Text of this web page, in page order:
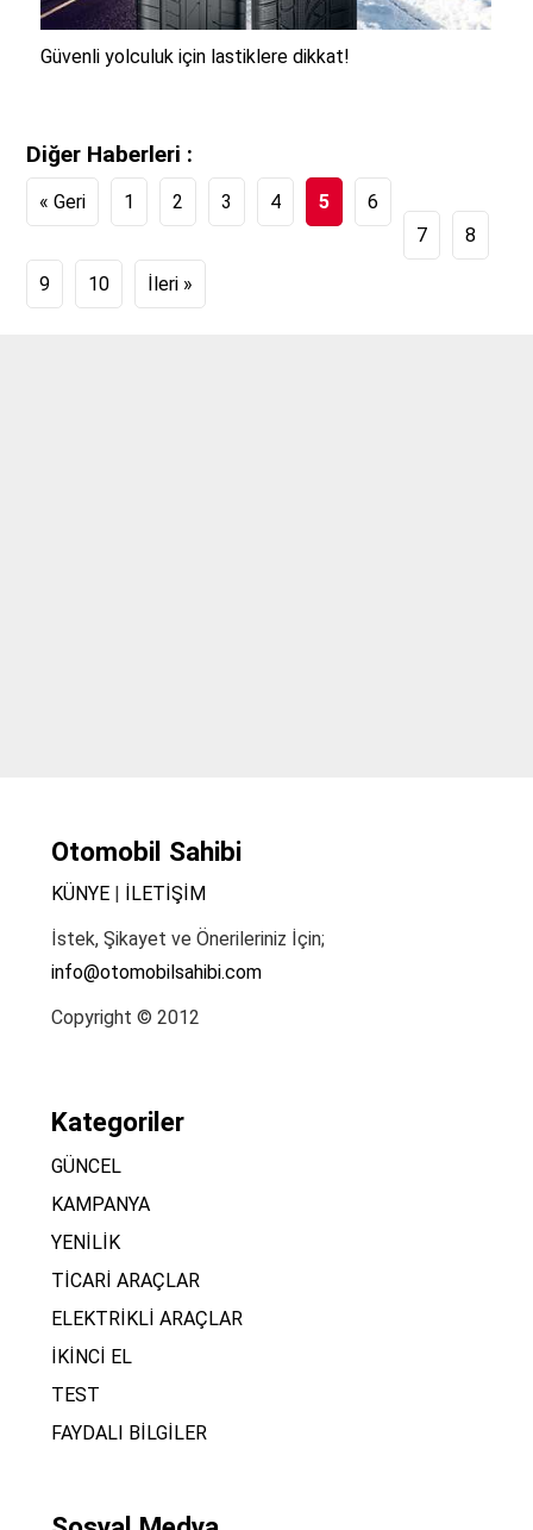
Güvenli yolculuk için lastiklere dikkat!
Diğer Haberleri :
« Geri 1 2 3 4 5
6
7
8
9 10 İleri »
Otomobil Sahibi
KÜNYE|
İLETİŞİM
İstek, Şikayet ve Önerileriniz İçin;
info@otomobilsahibi.com
Copyright © 2012
Kategoriler
GÜNCEL
KAMPANYA
YENİLİK
TİCARİ ARAÇLAR
ELEKTRİKLİ ARAÇLAR
İKİNCİ EL
TEST
FAYDALI BİLGİLER